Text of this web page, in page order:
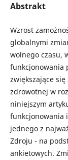
Abstrakt
Wzrost
globalnymi
wolnego czasu,
funkcjonowania
zwiększające
zdrowotnej w
niniejszym
funkcjonowania
jednego z
Zdroju - na
ankietowych.